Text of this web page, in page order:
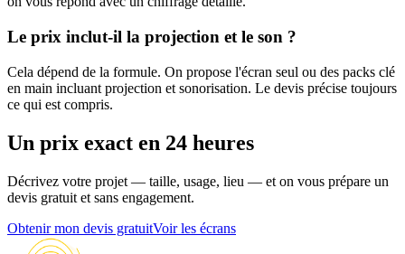
Le prix inclut-il la projection et le son ?
Cela dépend de la formule. On propose l'écran seul ou des packs clé
en main incluant projection et sonorisation. Le devis précise toujours
ce qui est compris.
Un prix exact en 24 heures
Décrivez votre projet — taille, usage, lieu — et on vous prépare un
devis gratuit et sans engagement.
Obtenir mon devis gratuitVoir les écrans